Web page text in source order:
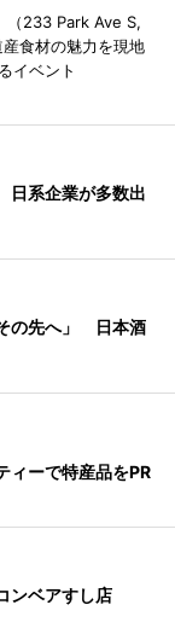
（233 Park Ave S,
食材の魅力を現地
イベント
系企業が多数出
の先へ」 日本酒
ィーで特産品をPR
ンベアすし店